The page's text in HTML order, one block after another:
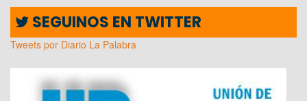
SEGUINOS EN TWITTER
Tweets por Diario La Palabra